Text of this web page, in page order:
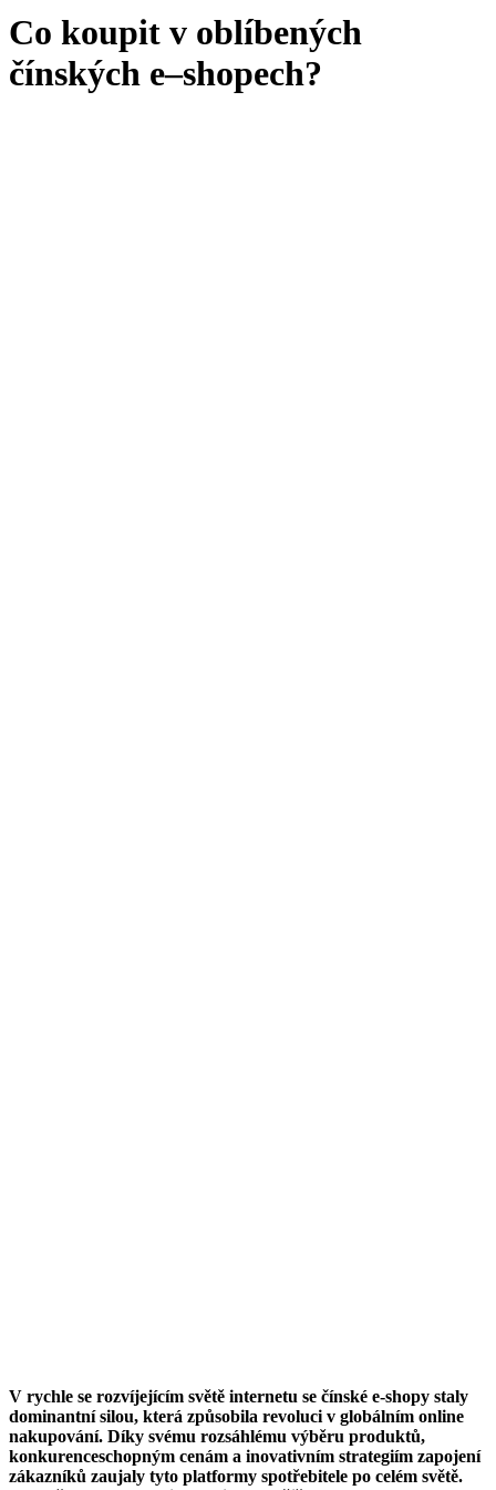
Co koupit v oblíbených
čínských e–shopech?
V rychle se rozvíjejícím světě internetu se čínské e-shopy staly
dominantní silou, která způsobila revoluci v globálním online
nakupování. Díky svému rozsáhlému výběru produktů,
konkurenceschopným cenám a inovativním strategiím zapojení
zákazníků zaujaly tyto platformy spotřebitele po celém světě.